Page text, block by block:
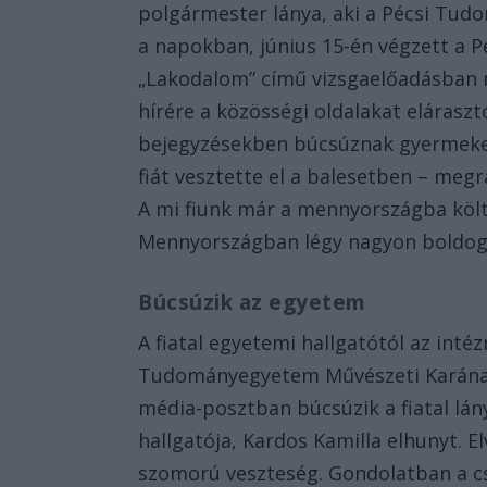
polgármester lánya, aki a Pécsi
a napokban, június 15-én végzett a
„Lakodalom” című
hírére a közösségi oldalakat
bejegyzésekben búcsúznak
fiát vesztette el a balesetben –
A mi fiunk már a mennyországba
Mennyországban légy nagyon
Búcsúzik az egyetem
A fiatal egyetemi hallgatótól az
Tudományegyetem Művészeti
média-posztban búcsúzik a fiatal
hallgatója, Kardos Kamilla elhunyt.
szomorú veszteség. Gondolatban a